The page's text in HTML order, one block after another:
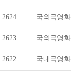
2624 국외극영화
2623 국외극영화
2622 국내극영화